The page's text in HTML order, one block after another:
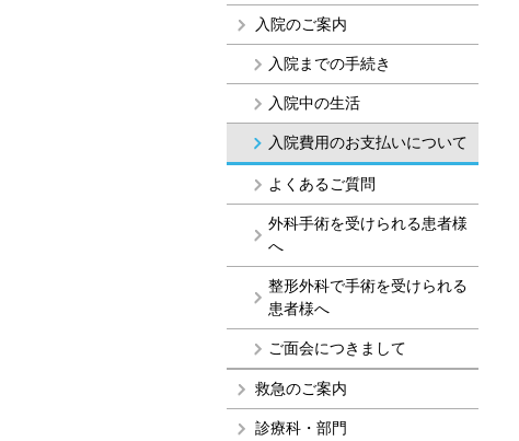
入院のご案内
入院までの手続き
入院中の生活
入院費用のお支払いについて
よくあるご質問
外科手術を受けられる患者様
へ
整形外科で手術を受けられる
患者様へ
ご面会につきまして
救急のご案内
診療科・部門